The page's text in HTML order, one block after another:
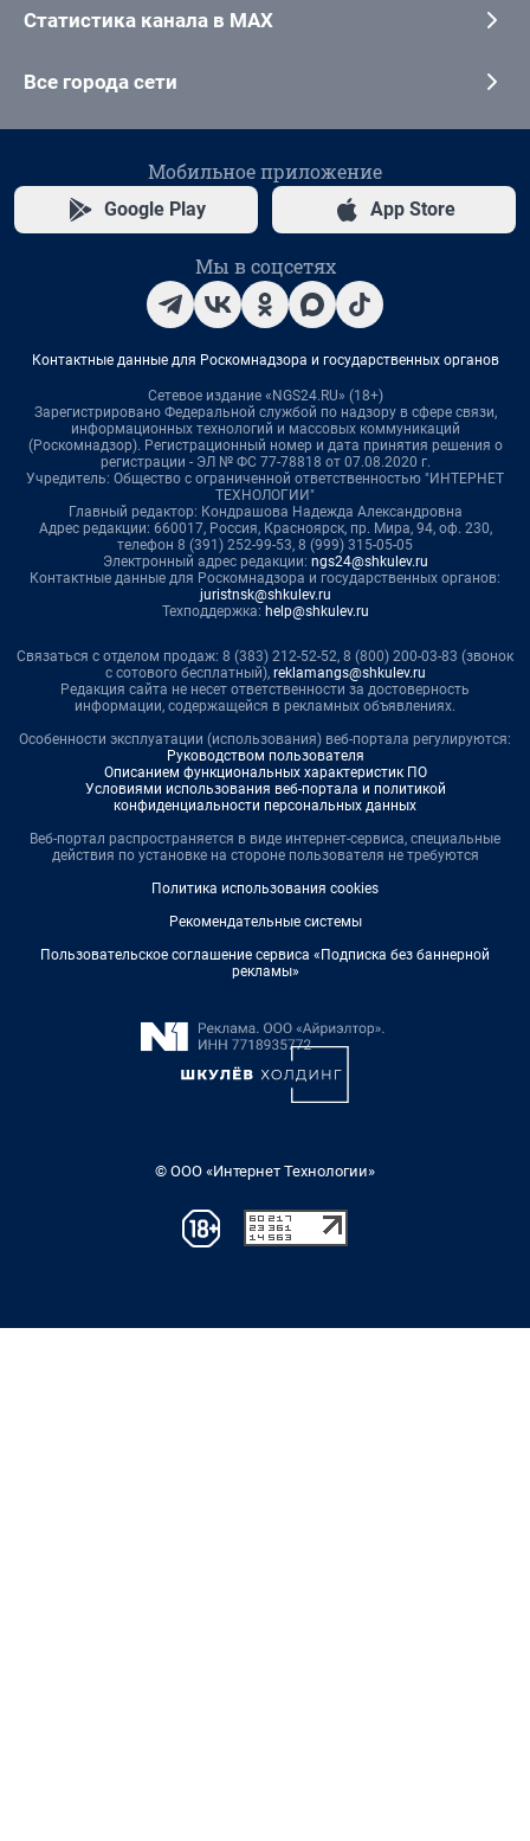
Статистика канала в MAX
Все города сети
Мобильное приложение
Google Play App Store
Мы в соцсетях
Контактные данные для Роскомнадзора и государственных органов
Сетевое издание «NGS24.RU» (18+)
Зарегистрировано Федеральной службой по надзору в сфере связи,
информационных технологий и массовых коммуникаций
(Роскомнадзор). Регистрационный номер и дата принятия решения о
регистрации - ЭЛ № ФС 77-78818 от 07.08.2020 г.
Учредитель: Общество с ограниченной ответственностью "ИНТЕРНЕТ
ТЕХНОЛОГИИ"
Главный редактор: Кондрашова Надежда Александровна
Адрес редакции: 660017, Россия, Красноярск, пр. Мира, 94, оф. 230,
телефон 8 (391) 252-99-53, 8 (999) 315-05-05
Электронный адрес редакции: ngs24@shkulev.ru
Контактные данные для Роскомнадзора и государственных органов:
juristnsk@shkulev.ru
Техподдержка: help@shkulev.ru
Связаться с отделом продаж: 8 (383) 212-52-52, 8 (800) 200-03-83 (звонок
с сотового бесплатный), reklamangs@shkulev.ru
Редакция сайта не несет ответственности за достоверность
информации, содержащейся в рекламных объявлениях.
Особенности эксплуатации (использования) веб-портала регулируются:
Руководством пользователя
Описанием функциональных характеристик ПО
Условиями использования веб-портала и политикой
конфиденциальности персональных данных
Веб-портал распространяется в виде интернет-сервиса, специальные
действия по установке на стороне пользователя не требуются
Политика использования cookies
Рекомендательные системы
Пользовательское соглашение сервиса «Подписка без баннерной
рекламы»
© ООО «Интернет Технологии»